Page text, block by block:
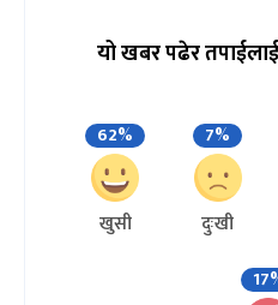
यो खबर पढेर
62%
खुसी
7%
दुःखी